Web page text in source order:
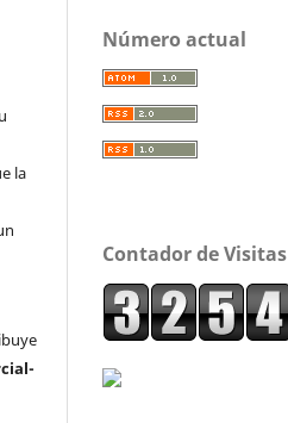
la
Número actual
Contador de Visitas